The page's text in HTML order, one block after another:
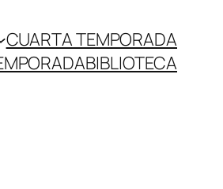
CUARTA TEMPORADA
BIBLIOTECA